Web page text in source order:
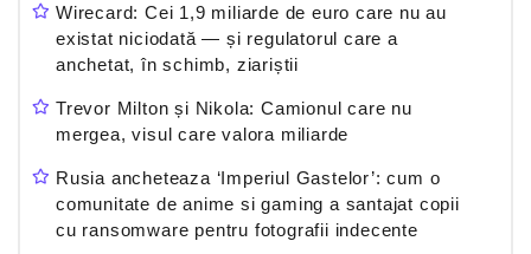
Wirecard: Cei 1,9 miliarde de euro care nu au
existat niciodată — și regulatorul care a
anchetat, în schimb, ziariștii
Trevor Milton și Nikola: Camionul care nu
mergea, visul care valora miliarde
Rusia ancheteaza ‘Imperiul Gastelor’: cum o
comunitate de anime si gaming a santajat copii
cu ransomware pentru fotografii indecente